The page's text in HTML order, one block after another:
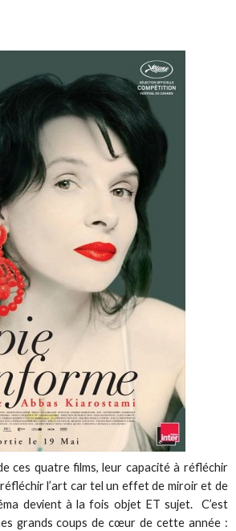
ces quatre films, leur capacité à réfléchir
réfléchir l’art car tel un effet de miroir et de
devient à la fois objet ET sujet. C’est
grands coups de cœur de cette année :